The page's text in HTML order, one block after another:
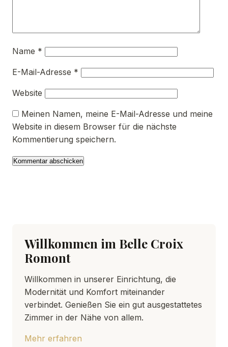
Name *
E-Mail-Adresse *
Website
Meinen Namen, meine E-Mail-Adresse und meine
Website in diesem Browser für die nächste
Kommentierung speichern.
Willkommen im Belle Croix
Romont
Willkommen in unserer Einrichtung, die
Modernität und Komfort miteinander
verbindet. Genießen Sie ein gut ausgestattetes
Zimmer in der Nähe von allem.
Mehr erfahren